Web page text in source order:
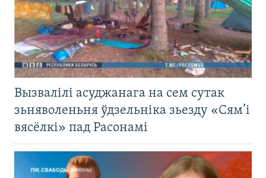
Вызвалілі асуджанага на сем сутак
зьняволеньня ўдзельніка зьезду «Сям’і
вясёлкі» пад Расонамі